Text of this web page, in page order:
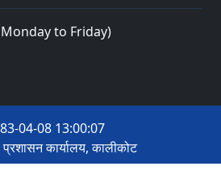
to Friday)
04-08 13:00:07
प्रशासन कार्यालय, कालीकोट